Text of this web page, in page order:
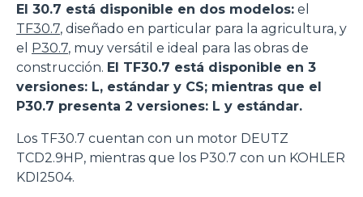
El 30.7 está disponible en dos modelos: el
TF30.7, diseñado en particular para la agricultura, y
el P30.7, muy versátil e ideal para las obras de
construcción. El TF30.7 está disponible en 3
versiones: L, estándar y CS; mientras que el
P30.7 presenta 2 versiones: L y estándar.
Los TF30.7 cuentan con un motor DEUTZ
TCD2.9HP, mientras que los P30.7 con un KOHLER
KDI2504.